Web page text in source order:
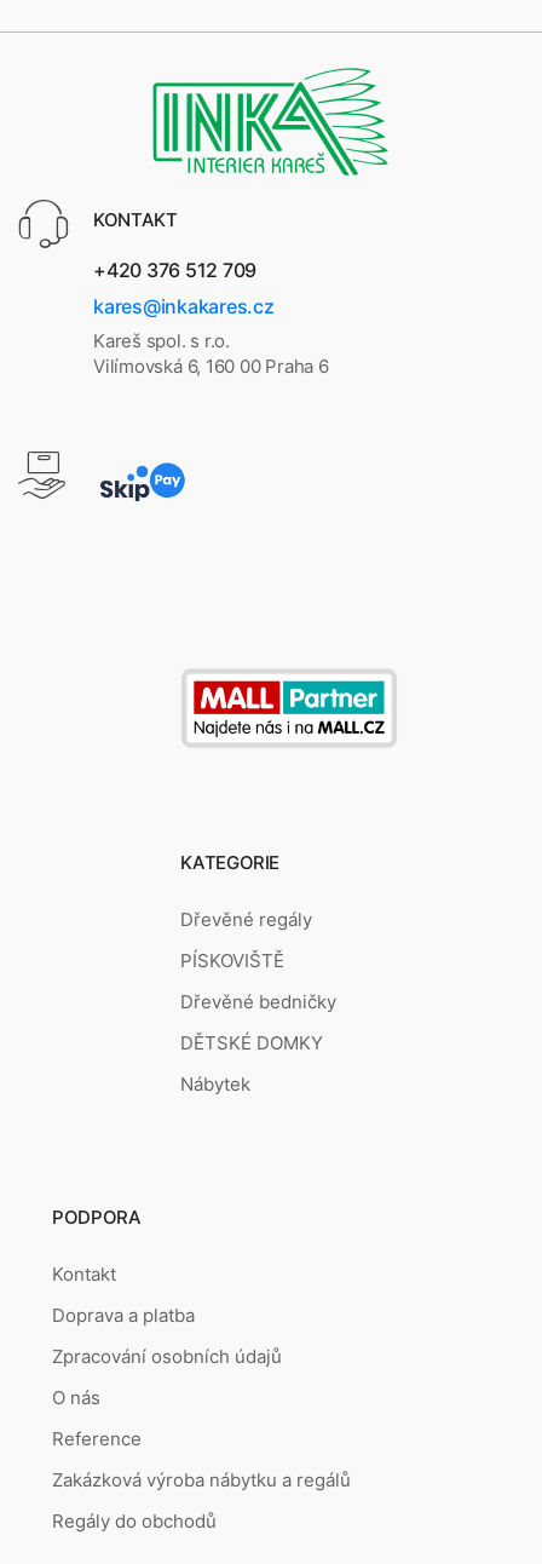
KONTAKT
+420 376 512 709
kares@inkakares.cz
Kareš spol. s r.o.
Vilímovská 6, 160 00 Praha 6
KATEGORIE
Dřevěné regály
PÍSKOVIŠTĚ
Dřevěné bedničky
DĚTSKÉ DOMKY
Nábytek
PODPORA
Kontakt
Doprava a platba
Zpracování osobních údajů
O nás
Reference
Zakázková výroba nábytku a regálů
Regály do obchodů